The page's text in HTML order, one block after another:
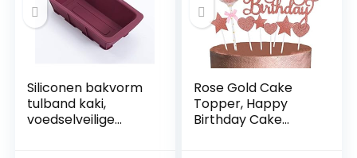
Siliconen bakvorm
tulband kaki,
voedselveilige
Rose Gold Cake
Topper, Happy
Birthday Cake